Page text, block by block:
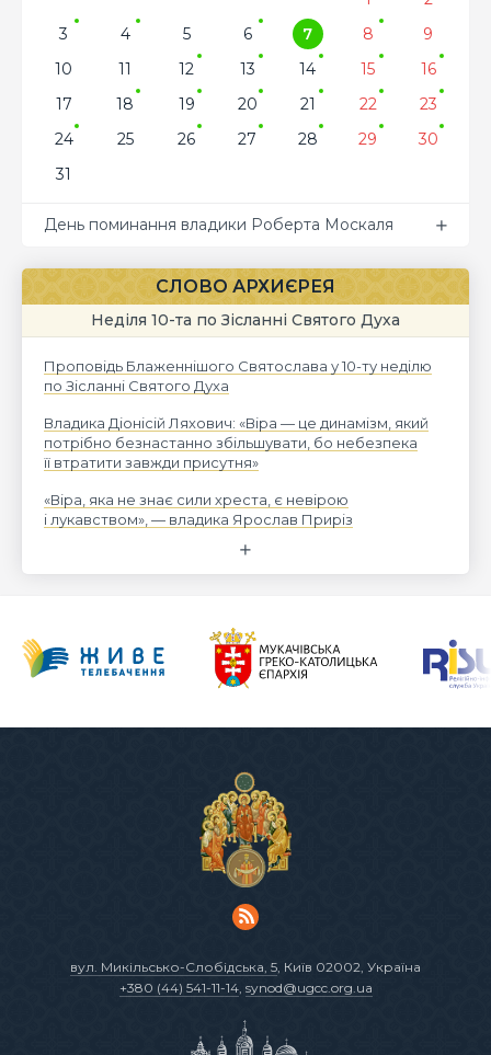
3
4 5 6 7 8
9
10
11 12 13 14 15
16
17
18 19 20 21 22
23
24
25 26 27 28 29
30
31
День поминання владики Роберта Москаля
СЛОВО АРХИЄРЕЯ
Неділя 10-та по Зісланні Святого Духа
Проповідь Блаженнішого Святослава у 10-ту неділю
по Зісланні Святого Духа
Владика Діонісій Ляхович: «Віра — це динамізм, який
потрібно безнастанно збільшувати, бо небезпека
її втратити завжди присутня»
«Віра, яка не знає сили хреста, є невірою
і лукавством», — владика Ярослав Приріз
вул. Микільсько-Слобідська, 5 , Київ 02002, Україна
+380 (44) 541-11-14, synod@ugcc.org.ua